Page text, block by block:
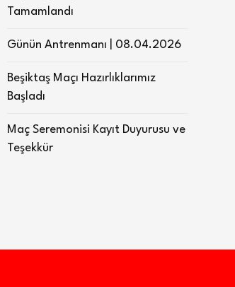
Tamamlandı
Günün Antrenmanı | 08.04.2026
Beşiktaş Maçı Hazırlıklarımız
Başladı
Maç Seremonisi Kayıt Duyurusu ve
Teşekkür